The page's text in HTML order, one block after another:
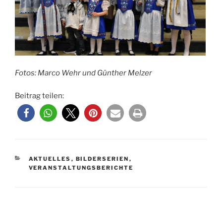
Fotos: Marco Wehr und Günther Melzer
Beitrag teilen:
KATEGORIEN
AKTUELLES , BILDERSERIEN ,
VERANSTALTUNGSBERICHTE